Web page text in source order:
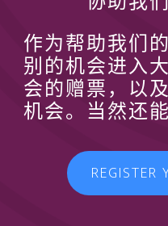
作为帮助我们
别的机会进入
会的赠票，以
机会。当然还
REGISTER